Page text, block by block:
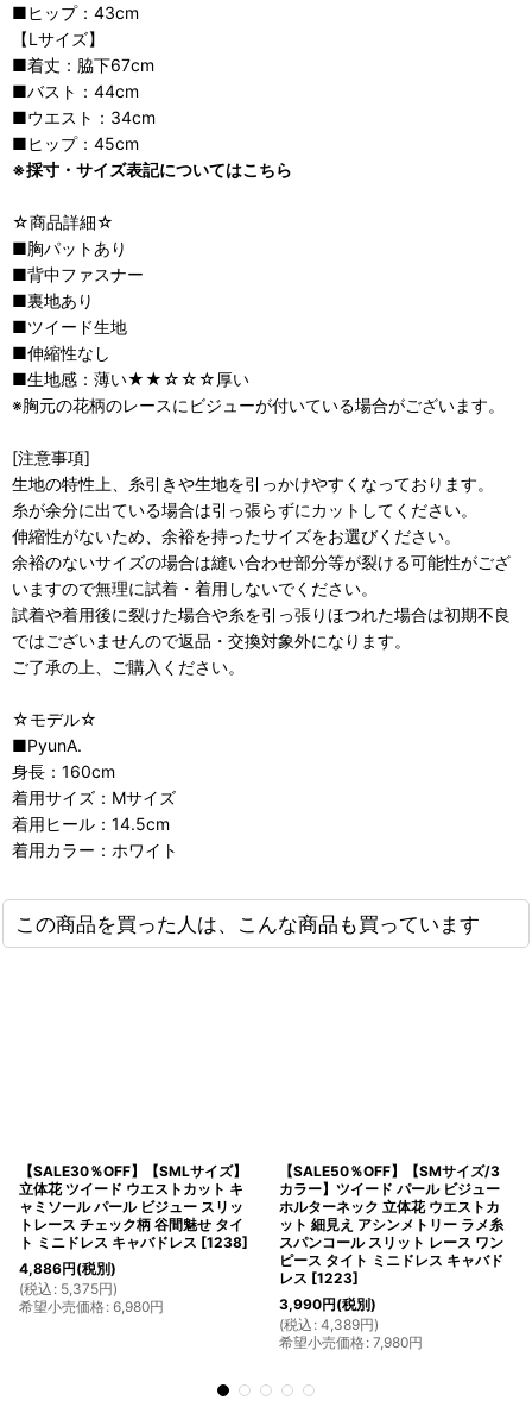
■ヒップ：43cm
【Lサイズ】
■着丈：脇下67cm
■バスト：44cm
■ウエスト：34cm
■ヒップ：45cm
※採寸・サイズ表記についてはこちら
☆商品詳細☆
■胸パットあり
■背中ファスナー
■裏地あり
■ツイード生地
■伸縮性なし
■生地感：薄い★★☆☆☆厚い
※胸元の花柄のレースにビジューが付いている場合がございます。
[注意事項]
生地の特性上、糸引きや生地を引っかけやすくなっております。
糸が余分に出ている場合は引っ張らずにカットしてください。
伸縮性がないため、余裕を持ったサイズをお選びください。
余裕のないサイズの場合は縫い合わせ部分等が裂ける可能性がござ
いますので無理に試着・着用しないでください。
試着や着用後に裂けた場合や糸を引っ張りほつれた場合は初期不良
ではございませんので返品・交換対象外になります。
ご了承の上、ご購入ください。
☆モデル☆
■PyunA.
身長：160cm
着用サイズ：Mサイズ
着用ヒール：14.5cm
着用カラー：ホワイト
この商品を買った人は、こんな商品も買っています
【SALE30％OFF】【SMLサイズ】
立体花 ツイード ウエストカット キ
ャミソール パール ビジュー スリッ
トレース チェック柄 谷間魅せ タイ
ト ミニドレス キャバドレス [1238]
4,886円(税別)
(税込 : 5,375円)
希望小売価格: 6,980円
【SALE50％OFF】【SMサイズ/3
カラー】ツイード パール ビジュー
ホルターネック 立体花 ウエストカ
ット 細見え アシンメトリー ラメ糸
スパンコール スリット レース ワン
ピース タイト ミニドレス キャバド
レス [1223]
3,990円(税別)
(税込 : 4,389円)
希望小売価格: 7,980円